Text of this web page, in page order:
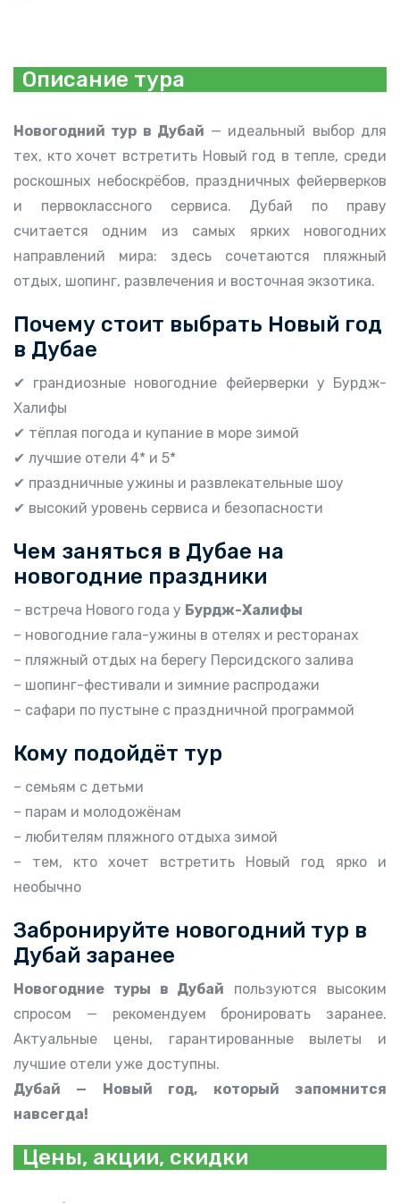
Описание тура
Новогодний тур в Дубай — идеальный выбор для
тех, кто хочет встретить Новый год в тепле, среди
роскошных небоскрёбов, праздничных фейерверков
и первоклассного сервиса. Дубай по праву
считается одним из самых ярких новогодних
направлений мира: здесь сочетаются пляжный
отдых, шопинг, развлечения и восточная экзотика.
Почему стоит выбрать Новый год
в Дубае
✔ грандиозные новогодние фейерверки у Бурдж-
Халифы
✔ тёплая погода и купание в море зимой
✔ лучшие отели 4* и 5*
✔ праздничные ужины и развлекательные шоу
✔ высокий уровень сервиса и безопасности
Чем заняться в Дубае на
новогодние праздники
– встреча Нового года у Бурдж-Халифы
– новогодние гала-ужины в отелях и ресторанах
– пляжный отдых на берегу Персидского залива
– шопинг-фестивали и зимние распродажи
– сафари по пустыне с праздничной программой
Кому подойдёт тур
– семьям с детьми
– парам и молодожёнам
– любителям пляжного отдыха зимой
– тем, кто хочет встретить Новый год ярко и
необычно
Забронируйте новогодний тур в
Дубай заранее
Новогодние туры в Дубай пользуются высоким
спросом — рекомендуем бронировать заранее.
Актуальные цены, гарантированные вылеты и
лучшие отели уже доступны.
Дубай — Новый год, который запомнится
навсегда!
Цены, акции, скидки